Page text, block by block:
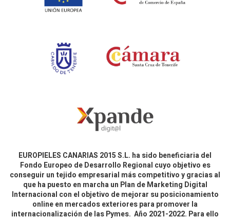
EUROPIELES CANARIAS 2015 S.L. ha sido beneficiaria del
Fondo Europeo de Desarrollo Regional cuyo objetivo es
conseguir un tejido empresarial más competitivo y gracias al
que ha puesto en marcha un Plan de Marketing Digital
Internacional con el objetivo de mejorar su posicionamiento
online en mercados exteriores para promover la
internacionalización de las Pymes. Año 2021-2022. Para ello